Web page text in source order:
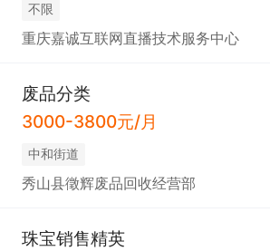
不限
重庆嘉诚互联网直播技术服务中心
废品分类
3000-3800元/月
中和街道
秀山县徵辉废品回收经营部
珠宝销售精英